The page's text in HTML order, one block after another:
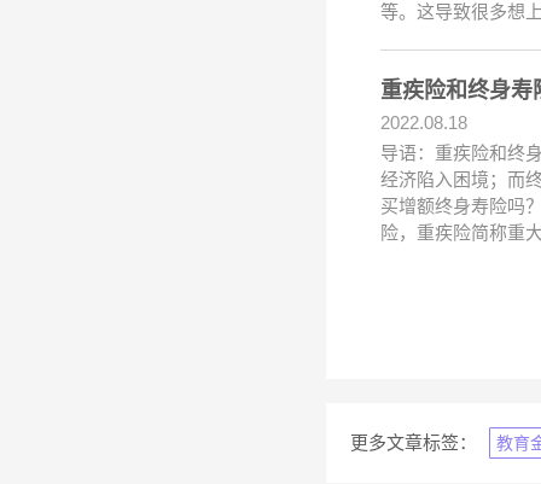
等。这导致很多想
重疾险和终身寿
2022.08.18
导语：重疾险和终
经济陷入困境；而
买增额终身寿险吗
险，重疾险简称重
更多文章标签： 教育